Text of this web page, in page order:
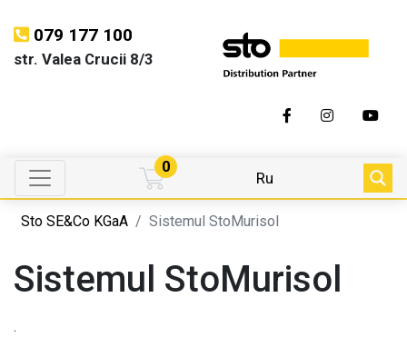
079 177 100
str. Valea Crucii 8/3
0
Ru
Sto SE&Co KGaA Sistemul StoMurisol
Sistemul StoMurisol
.